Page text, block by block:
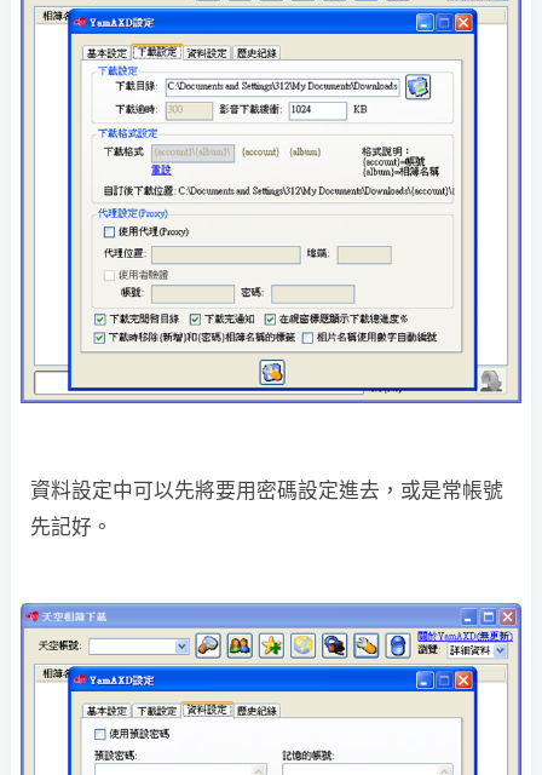
資料設定中可以先將要用密碼設定進去，或是常帳號
先記好。